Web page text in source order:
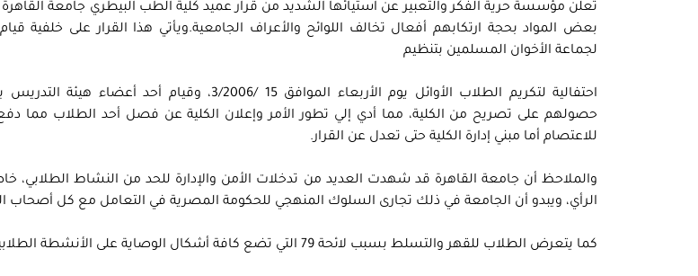
بعض المواد بحجة ارتكابهم أفعال تخالف اللوائح والأعراف الجامعية.ويأتي هذا القرار على خلفية
لجماعة الأخوان المسلمين بتنظيم
احتفالية لتكريم الطلاب الأوائل يوم الأربعاء الموافق 15 /3/2006،
حصولهم على تصريح من الكلية، مما أدي إلي تطور الأمر وإعلان الكلية عن فصل أحد الطلاب مما
للاعتصام أما مبني إدارة الكلية حتى تعدل عن القرار.
والملاحظ أن جامعة القاهرة قد شهدت العديد من تدخلات الأمن والإدارة للحد من النشاط الطلابي،
الرأي، ويبدو أن الجامعة في ذلك تجارى السلوك المنهجي للحكومة المصرية في التعامل مع كل أصحاب
كما يتعرض الطلاب للقهر والتسلط بسبب لائحة 79 التي تضع كافة أشكال الوصاية على الأنشطة الطلابية.